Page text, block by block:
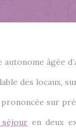
âgée
des locaux,
prononcée sur
en deux